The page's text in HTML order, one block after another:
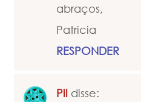
abraços,
Patricia
RESPONDER
Pil disse: